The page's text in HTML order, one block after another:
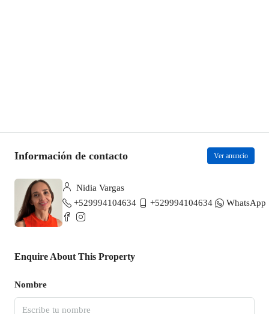
Información de contacto Ver anuncio
Nidia Vargas
+529994104634
+529994104634 WhatsApp
Enquire About This Property
Nombre